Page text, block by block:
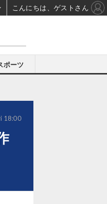
ポーツ
18:00
こんにちは、ゲストさん